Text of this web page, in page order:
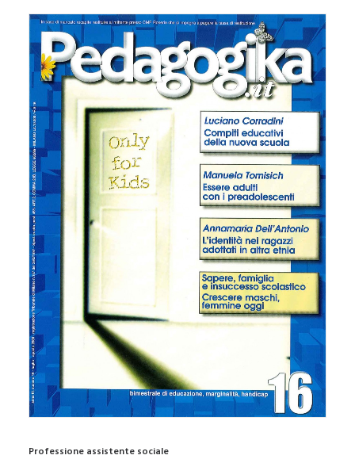
Professione assistente sociale